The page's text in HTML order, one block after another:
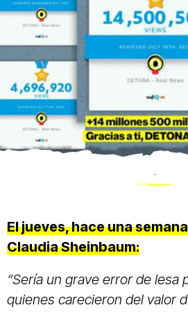
El jueves, hace una
Claudia Sheinbaum:
“Sería un grave error de lesa
quienes carecieron del valor